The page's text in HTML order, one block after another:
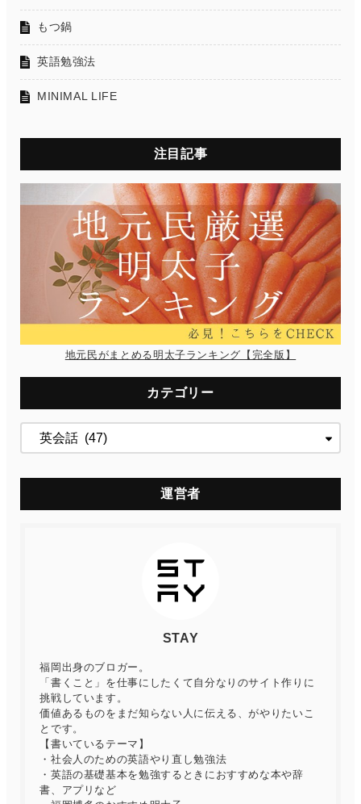
もつ鍋
英語勉強法
MINIMAL LIFE
注目記事
地元民がまとめる明太子ランキング【完全版】
カテゴリー
運営者
STAY
福岡出身のブロガー。
「書くこと」を仕事にしたくて自分なりのサイト作りに
挑戦しています。
価値あるものをまだ知らない人に伝える、がやりたいこ
とです。
【書いているテーマ】
・社会人のための英語やり直し勉強法
・英語の基礎基本を勉強するときにおすすめな本や辞
書、アプリなど